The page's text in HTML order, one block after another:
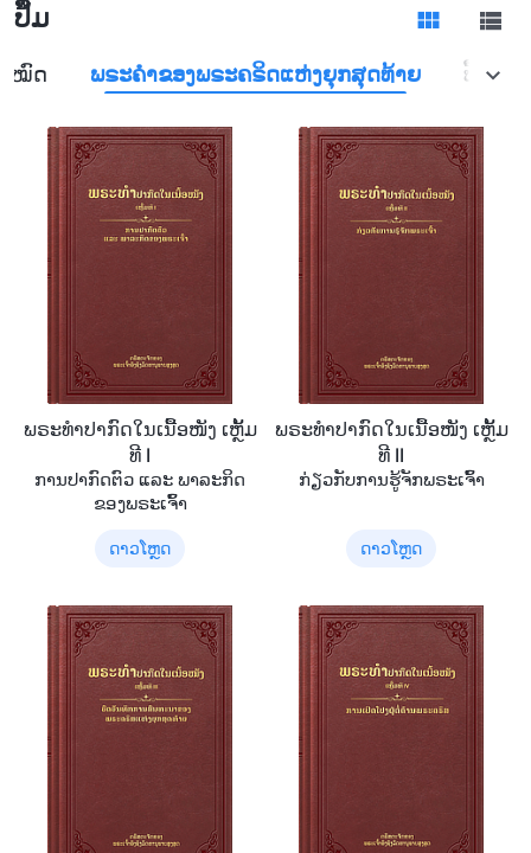
​ປຶ້ມ
ໝົດ ພຣະຄຳຂອງພຣະຄຣິດແຫ່ງຍຸກສຸດທ້າຍ ປຶ້ມພຣ
ພຣະທຳປາກົດໃນເນື້ອໜັງ ເຫຼັ້ມ
ທີ I
ການປາກົດຕົວ ແລະ ພາລະກິດ
ຂອງພຣະເຈົ້າ
ດາວໂຫຼດ
ພຣະທຳປາກົດໃນເນື້ອໜັງ ເຫຼັ້ມ
ທີ II
ກ່ຽວກັບການຮູ້ຈັກພຣະເຈົ້າ
ດາວໂຫຼດ